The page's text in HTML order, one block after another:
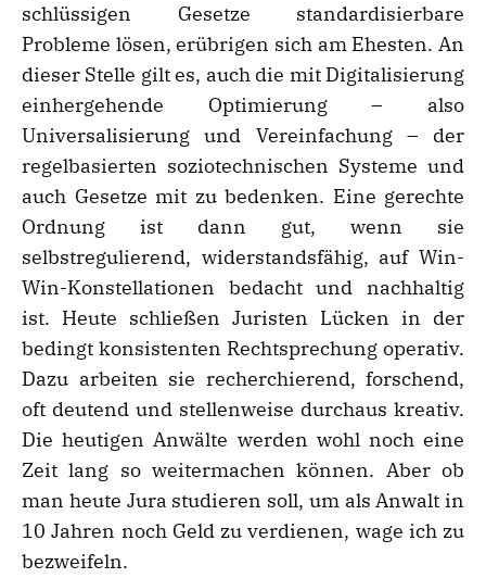
schlüssigen Gesetze standardisierbare
Probleme lösen, erübrigen sich am Ehesten. An
dieser Stelle gilt es, auch die mit Digitalisierung
einhergehende Optimierung – also
Universalisierung und Vereinfachung – der
regelbasierten soziotechnischen Systeme und
auch Gesetze mit zu bedenken. Eine gerechte
Ordnung ist dann gut, wenn sie
selbstregulierend, widerstandsfähig, auf Win-
Win-Konstellationen bedacht und nachhaltig
ist. Heute schließen Juristen Lücken in der
bedingt konsistenten Rechtsprechung operativ.
Dazu arbeiten sie recherchierend, forschend,
oft deutend und stellenweise durchaus kreativ.
Die heutigen Anwälte werden wohl noch eine
Zeit lang so weitermachen können. Aber ob
man heute Jura studieren soll, um als Anwalt in
10 Jahren noch Geld zu verdienen, wage ich zu
bezweifeln.